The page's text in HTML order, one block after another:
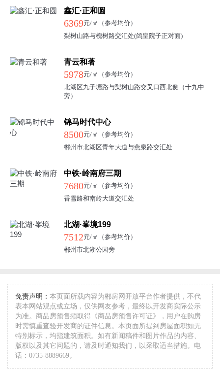
鑫汇·正和圆
6369元/㎡（参考均价）
梨树山路与槐树路交汇处(鸽皇院子正对面)
青云和著
5978元/㎡（参考均价）
北湖区九子塘路与梨树山路交叉口西北侧（十九中
旁）
锦马时代中心
8500元/㎡（参考均价）
郴州市北湖区青年大道与燕泉路交汇处
中铁·岭南府三期
7680元/㎡（参考均价）
香雪路和南岭大道交汇处
北湖·峯境199
7512元/㎡（参考均价）
郴州市北湖公园旁
免责声明： 本页面所载内容为郴房网开放平台作者提供，不代
表本网站观点或立场，仅供网友参考，最终以开发商实际公示
为准。商品房预售须取得《商品房预售许可证》，用户在购房
时需慎重查验开发商的证件信息。本页面所提到房屋面积如无
特别标示，均指建筑面积。如有新闻稿件和图片作品的内容、
版权以及其它问题的，请及时通知我们，以采取适当措施。电
话：0735-8889669。